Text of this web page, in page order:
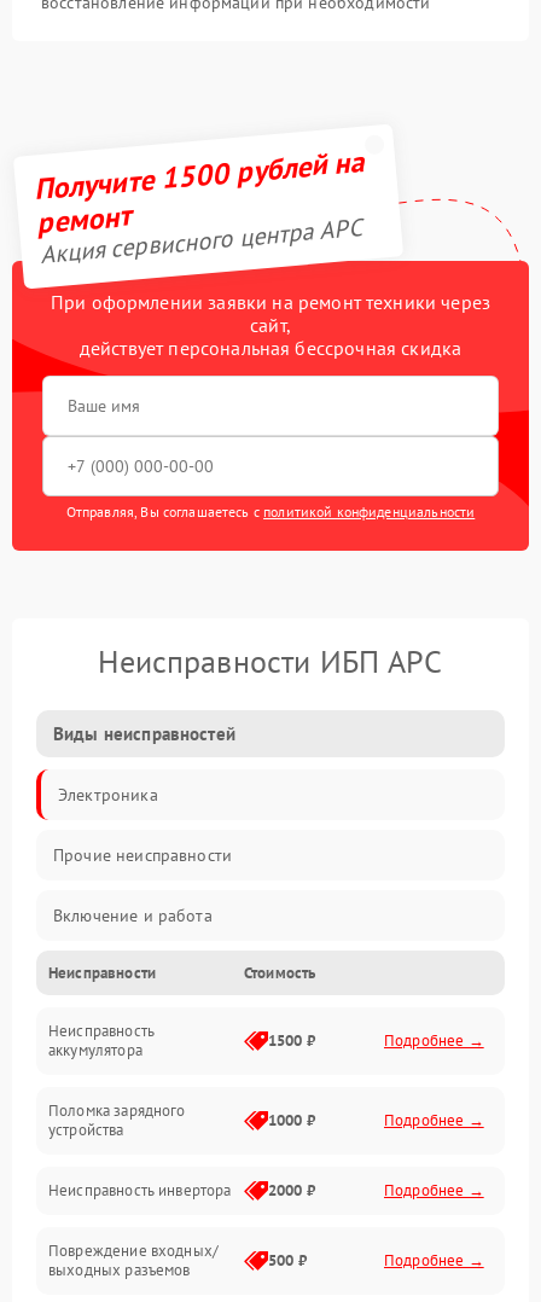
Получите 1500 рублей на
ремонт
Акция сервисного центра APC
При оформлении заявки на ремонт техники через
сайт,
действует персональная бессрочная скидка
Отправляя, Вы соглашаетесь с политикой конфиденциальности
Неисправности ИБП APC
Виды неисправностей
Электроника
Прочие неисправности
Включение и работа
Работа с нагрузкой
Звук и индикация
Механические повреждения
Неисправности Стоимость
Неисправность
аккумулятора
1500 ₽ Подробнее →
Поломка зарядного
устройства
1000 ₽ Подробнее →
Неисправность инвертора 2000 ₽ Подробнее →
Повреждение входных/
выходных разъемов
500 ₽ Подробнее →